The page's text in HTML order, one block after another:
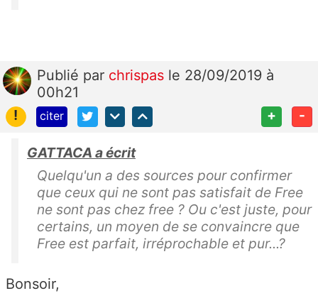
Publié par chrispas le 28/09/2019 à
00h21
!
citer + -
GATTACA a écrit
Quelqu'un a des sources pour confirmer
que ceux qui ne sont pas satisfait de Free
ne sont pas chez free ? Ou c'est juste, pour
certains, un moyen de se convaincre que
Free est parfait, irréprochable et pur...?
Bonsoir,